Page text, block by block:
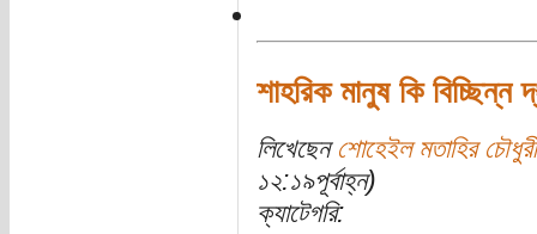
শাহরিক মানুষ কি
লিখেছেন শোহেইল মতাহির চৌধুরী
১২:১৯পূর্বাহ্ন)
ক্যাটেগরি: